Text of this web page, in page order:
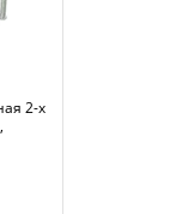
2-х